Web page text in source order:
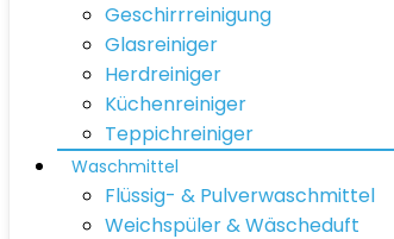
Geschirrreinigung
Glasreiniger
Herdreiniger
Küchenreiniger
Teppichreiniger
Waschmittel
Flüssig- & Pulverwaschmittel
Weichspüler & Wäscheduft